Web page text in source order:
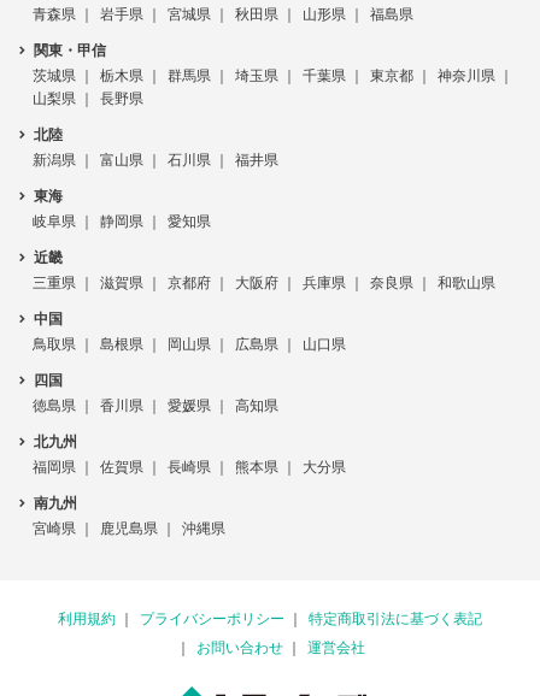
青森県
岩手県 宮城県 秋田県 山形県 福島県
関東・甲信
茨城県
栃木県 群馬県 埼玉県 千葉県 東京都
神奈川県
山梨県
長野県
北陸
新潟県
富山県 石川県 福井県
東海
岐阜県
静岡県 愛知県
近畿
三重県
滋賀県 京都府 大阪府 兵庫県 奈良県 和歌山県
中国
鳥取県
島根県 岡山県 広島県 山口県
四国
徳島県
香川県 愛媛県 高知県
北九州
福岡県
佐賀県 長崎県 熊本県 大分県
南九州
宮崎県
鹿児島県 沖縄県
利用規約 プライバシーポリシー
特定商取引法に基づく表記
お問い合わせ
運営会社